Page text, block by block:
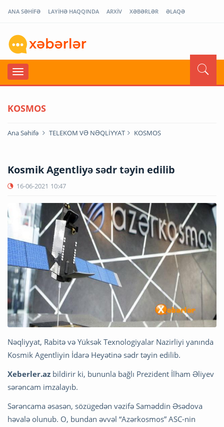
ANA SƏHİFƏ LAYİHƏ HAQQINDA ARXİV XƏBƏRLƏR ƏLAQƏ
KOSMOS
Ana Səhifə TELEKOM VƏ NƏQLİYYAT KOSMOS
Kosmik Agentliyə sədr təyin edilib
16-06-2021 10:47
Nəqliyyat, Rabitə və Yüksək Texnologiyalar Nazirliyi yanında
Kosmik Agentliyin İdarə Heyətinə sədr təyin edilib.
Xeberler.az bildirir ki, bununla bağlı Prezident İlham Əliyev
sərəncam imzalayıb.
Sərəncama əsasən, sözügedən vəzifə Saməddin Əsədova
həvalə olunub. O, bundan əvvəl “Azərkosmos” ASC-nin